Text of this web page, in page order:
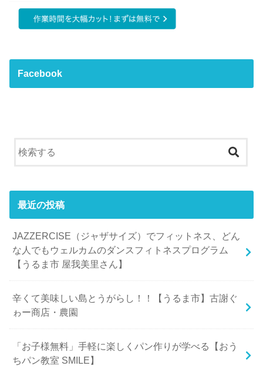
Facebook
最近の投稿
JAZZERCISE（ジャザサイズ）でフィットネス、どん
な人でもウェルカムのダンスフィトネスプログラム
【うるま市 屋我美里さん】
辛くて美味しい島とうがらし！！【うるま市】古謝ぐ
ゎー商店・農園
「お子様無料」手軽に楽しくパン作りが学べる【おう
ちパン教室 SMILE】